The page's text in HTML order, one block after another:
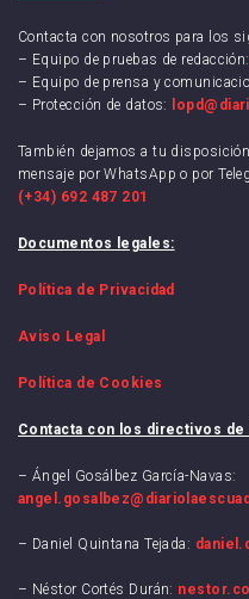
Contacta con nosotros para los
– Equipo de pruebas de
– Equipo de prensa y
– Protección de datos:
También dejamos a tu
mensaje por WhatsApp o por
(+34) 692 487 201
Documentos legales:
Política de Privacidad
Aviso Legal
Política de Cookies
Contacta con los directivos de
– Ángel Gosálbez García-Navas:
– Daniel Quintana Tejada:
– Néstor Cortés Durán: